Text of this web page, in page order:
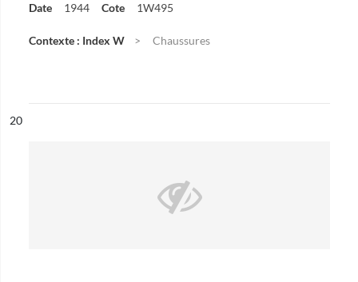
Date 1944 Cote 1W495
Contexte : Index W Chaussures
n°
20